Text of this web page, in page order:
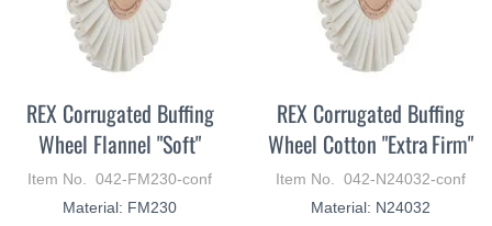
REX Corrugated Buffing
Wheel Flannel "Soft"
Item No. 042-FM230-conf
Material: FM230
REX Corrugated Buffing
Wheel Cotton "Extra Firm"
Item No. 042-N24032-conf
Material: N24032